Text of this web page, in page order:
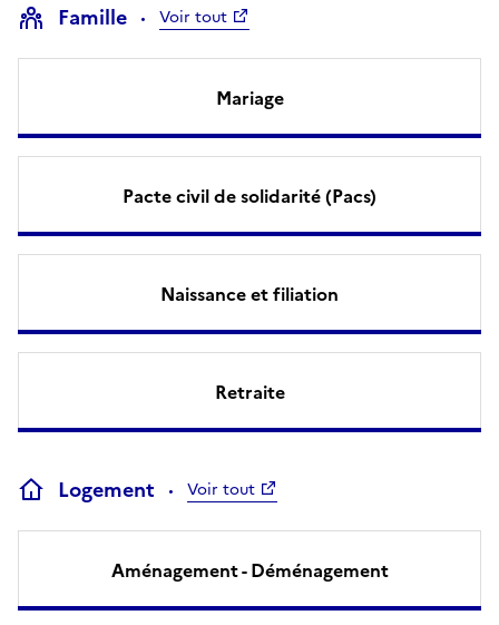
Famille Voir tout
Mariage
Pacte civil de solidarité (Pacs)
Naissance et filiation
Retraite
Logement Voir tout
Aménagement - Déménagement